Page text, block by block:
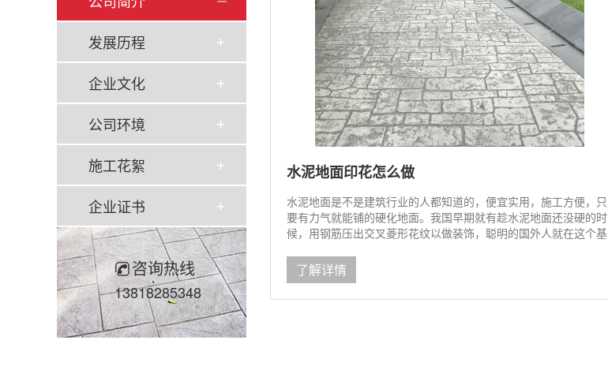
发展历程
企业文化
公司环境
施工花絮
企业证书
咨询热线
13818285348
水泥地面印花怎么做
水泥地面是不是建筑行业的人都知道的，便宜实用，施工方便，只
要有力气就能铺的硬化地面。我国早期就有趁水泥地面还没硬的时
候，用钢筋压出交叉菱形花纹以做装饰，聪明的国外人就在这个基
不一样了。...
了解详情